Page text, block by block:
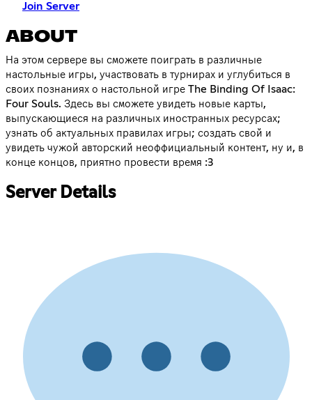
Join Server
ABOUT
На этом сервере вы сможете поиграть в различные
настольные игры, участвовать в турнирах и углубиться в
своих познаниях о настольной игре The Binding Of Isaac:
Four Souls. Здесь вы сможете увидеть новые карты,
выпускающиеся на различных иностранных ресурсах;
узнать об актуальных правилах игры; создать свой и
увидеть чужой авторский неоффициальный контент, ну и, в
конце концов, приятно провести время :3
Server Details